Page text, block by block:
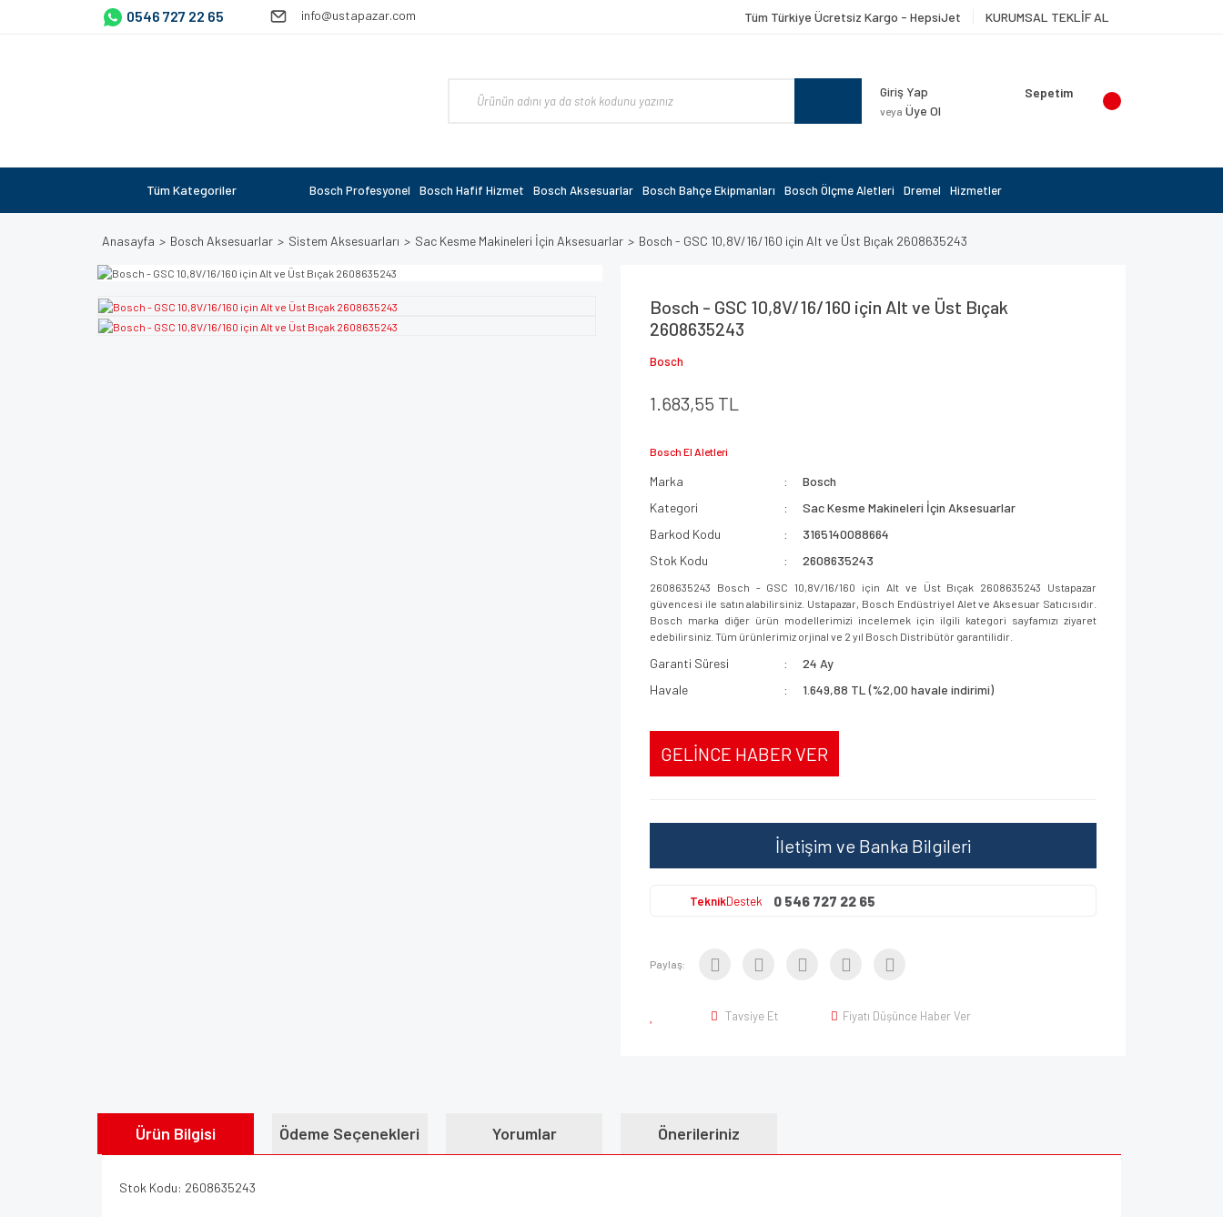
0546 727 22 65 info@ustapazar.com Tüm Türkiye Ücretsiz Kargo - HepsiJet KURUMSAL TEKLİF AL
Giriş Yap
veya Üye Ol
Sepetim
Tüm Kategoriler Bosch Profesyonel Bosch Hafif Hizmet Bosch Aksesuarlar Bosch Bahçe Ekipmanları Bosch Ölçme Aletleri Dremel Hizmetler
Anasayfa Bosch Aksesuarlar Sistem Aksesuarları Sac Kesme Makineleri İçin Aksesuarlar Bosch - GSC 10,8V/16/160 için Alt ve Üst Bıçak 2608635243
Bosch - GSC 10,8V/16/160 için Alt ve Üst Bıçak
2608635243
Bosch
1.683,55 TL
Bosch El Aletleri
Marka
Bosch
Kategori
Sac Kesme Makineleri İçin Aksesuarlar
Barkod Kodu
3165140088664
Stok Kodu
2608635243
2608635243 Bosch - GSC 10,8V/16/160 için Alt ve Üst Bıçak 2608635243 Ustapazar
güvencesi ile satın alabilirsiniz. Ustapazar, Bosch Endüstriyel Alet ve Aksesuar Satıcısıdır.
Bosch marka diğer ürün modellerimizi incelemek için ilgili kategori sayfamızı ziyaret
edebilirsiniz. Tüm ürünlerimiz orjinal ve 2 yıl Bosch Distribütör garantilidir.
Garanti Süresi
24 Ay
Havale
1.649,88 TL (%2,00 havale indirimi)
GELİNCE HABER VER
İletişim ve Banka Bilgileri
TeknikDestek 0 546 727 22 65
Paylaş:
Tavsiye Et Fiyatı Düşünce Haber Ver
Ürün Bilgisi Ödeme Seçenekleri Yorumlar Önerileriniz
Stok Kodu: 2608635243